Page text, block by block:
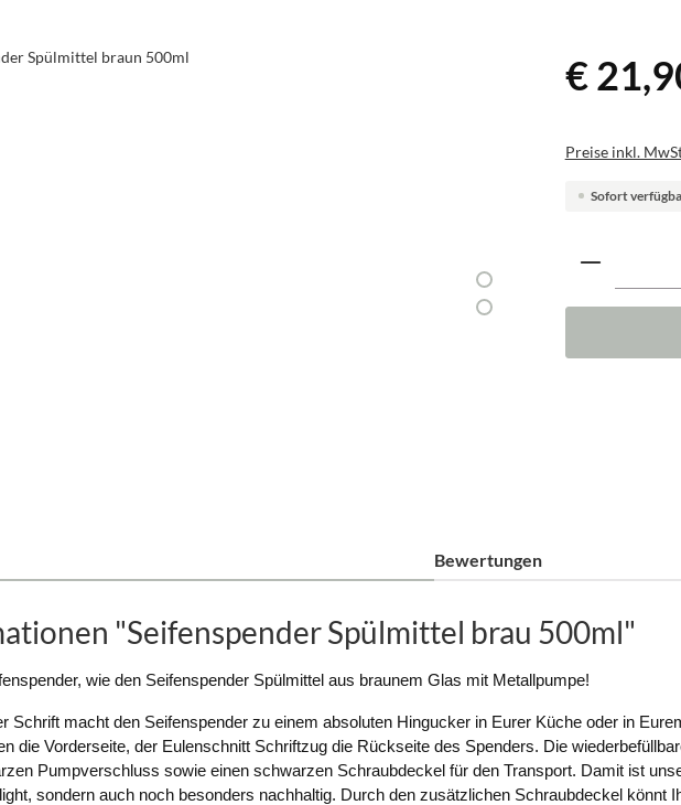
€
Preise inkl.
Sofort
Produkt
Bewertungen
"Seifenspender Spülmittel brau 500ml"
wie den Seifenspender Spülmittel aus braunem Glas mit Metallpumpe!
Schrift macht den Seifenspender zu einem absoluten Hingucker in Eurer Küche oder in
die Vorderseite, der Eulenschnitt Schriftzug die Rückseite des Spenders. Die
Pumpverschluss sowie einen schwarzen Schraubdeckel für den Transport. Damit ist
sondern auch noch besonders nachhaltig. Durch den zusätzlichen Schraubdeckel könnt